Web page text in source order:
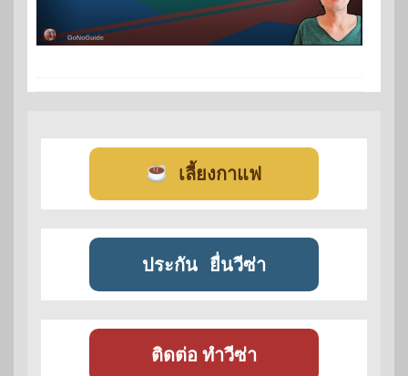
เลี้ยงกาแฟ
ประกัน ยื่นวีซ่า
ติดต่อ ทำวีซ่า